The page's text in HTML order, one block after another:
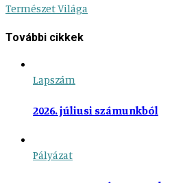
Természet Világa
További cikkek
Lapszám
2026. júliusi számunkból
Pályázat